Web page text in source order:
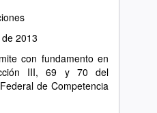
2013
con fundamento en
III, 69 y 70 del
de Competencia